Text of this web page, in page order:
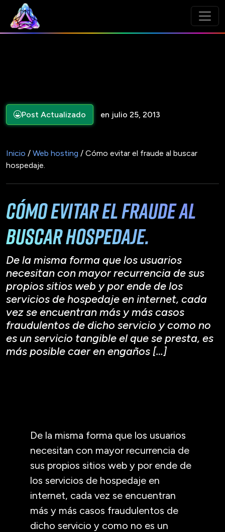
Post Actualizado en julio 25, 2013
Inicio / Web hosting / Cómo evitar el fraude al buscar
hospedaje.
Cómo evitar el fraude al
buscar hospedaje.
De la misma forma que los usuarios
necesitan con mayor recurrencia de sus
propios sitios web y por ende de los
servicios de hospedaje en internet, cada
vez se encuentran más y más casos
fraudulentos de dicho servicio y como no
es un servicio tangible el que se presta, es
más posible caer en engaños […]
De la misma forma que los usuarios
necesitan con mayor recurrencia de
sus propios sitios web y por ende de
los servicios de hospedaje en
internet, cada vez se encuentran
más y más casos fraudulentos de
dicho servicio y como no es un